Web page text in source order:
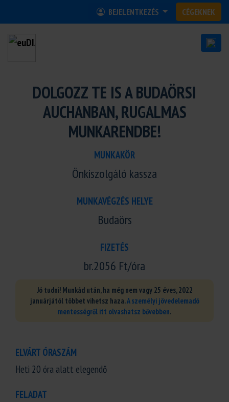
BEJELENTKEZÉS CÉGEKNEK
DOLGOZZ TE IS A BUDAÖRSI
AUCHANBAN, RUGALMAS
MUNKARENDBE!
MUNKAKÖR
Önkiszolgáló kassza
MUNKAVÉGZÉS HELYE
Budaörs
FIZETÉS
br.2056 Ft/óra
Jó tudni! Munkád után, ha még nem vagy 25 éves, 2022
januárjától többet vihetsz haza.A személyi jövedelemadó
mentességről itt olvashatsz bővebben.
ELVÁRT ÓRASZÁM
Heti 20 óra alatt elegendő
FELADAT